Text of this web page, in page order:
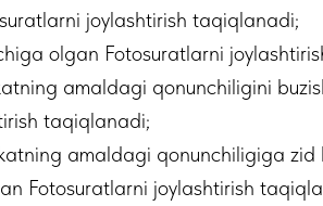
joylashtirish taqiqlanadi;
olgan Fotosuratlarni
amaldagi qonunchiligini
taqiqlanadi;
amaldagi qonunchiligiga zid
Fotosuratlarni joylashtirish